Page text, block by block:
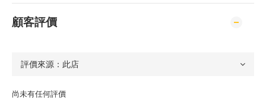
顧客評價
尚未有任何評價